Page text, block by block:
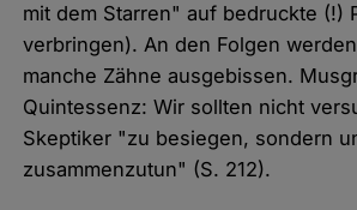
mit dem Starren" auf bedruckte (!)
verbringen). An den Folgen
manche Zähne ausgebissen.
Quintessenz: Wir sollten nicht
Skeptiker "zu besiegen, sondern
zusammenzutun" (S. 212).